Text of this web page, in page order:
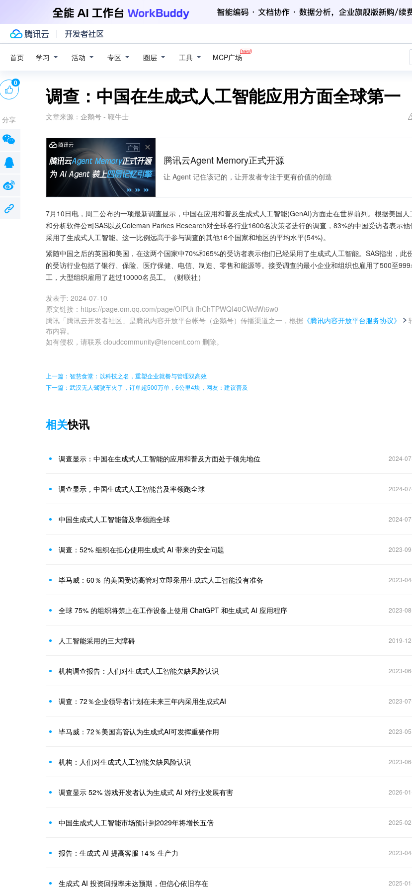
首页 学习 活动 专区 圈层 工具 MCP广场
调查：中国在生成式人工智能应用方面全球第一
文章来源： 企鹅号 - 鞭牛士
广告
腾讯云Agent Memory正式开源
让 Agent 记住该记的，让开发者专注于更有价值的创造
7月10日电，周二公布的一项最新调查显示，中国在应用和普及生成式人工智能(GenAI)方面走在世界前列。根据美国人
和分析软件公司SAS以及Coleman Parkes Research对全球各行业1600名决策者进行的调查，83%的中国受访者表示他
采用了生成式人工智能。这一比例远高于参与调查的其他16个国家和地区的平均水平(54%)。
紧随中国之后的英国和美国，在这两个国家中70%和65%的受访者表示他们已经采用了生成式人工智能。SAS指出，此
的受访行业包括了银行、保险、医疗保健、电信、制造、零售和能源等。接受调查的最小企业和组织也雇用了500至999
工，大型组织雇用了超过10000名员工。（财联社）
发表于: 2024-07-10
原文链接 ： https://page.om.qq.com/page/OfPUi-fhChTPWQI40CWdWt6w0
腾讯「腾讯云开发者社区」是腾讯内容开放平台帐号（企鹅号）传播渠道之一，根据 《腾讯内容开放平台服务协议》
布内容。
如有侵权，请联系 cloudcommunity@tencent.com 删除。
0
分享
上一篇：智慧食堂：以科技之名，重塑企业就餐与管理双高效
下一篇：武汉无人驾驶车火了，订单超500万单，6公里4块，网友：建议普及
相关快讯
调查显示：中国在生成式人工智能的应用和普及方面处于领先地位 2024-
调查显示，中国生成式人工智能普及率领跑全球 2024-
中国生成式人工智能普及率领跑全球 2024-
调查：52% 组织在担心使用生成式 AI 带来的安全问题 2023-
毕马威：60％ 的美国受访高管对立即采用生成式人工智能没有准备 2023-
全球 75% 的组织将禁止在工作设备上使用 ChatGPT 和生成式 AI 应用程序 2023-
人工智能采用的三大障碍 2019-
机构调查报告：人们对生成式人工智能欠缺风险认识 2023-
调查：72％企业领导者计划在未来三年内采用生成式AI 2023-
毕马威：72％美国高管认为生成式AI可发挥重要作用 2023-
机构：人们对生成式人工智能欠缺风险认识 2023-
调查显示 52% 游戏开发者认为生成式 AI 对行业发展有害 2026-
中国生成式人工智能市场预计到2029年将增长五倍 2025-
报告：生成式 AI 提高客服 14％ 生产力 2023-
生成式 AI 投资回报率未达预期，但信心依旧存在 2025-